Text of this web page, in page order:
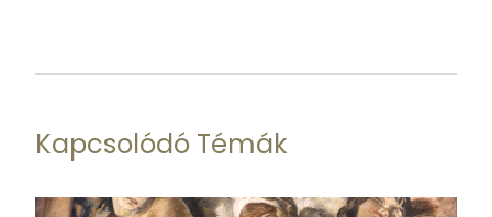
Kapcsolódó Témák